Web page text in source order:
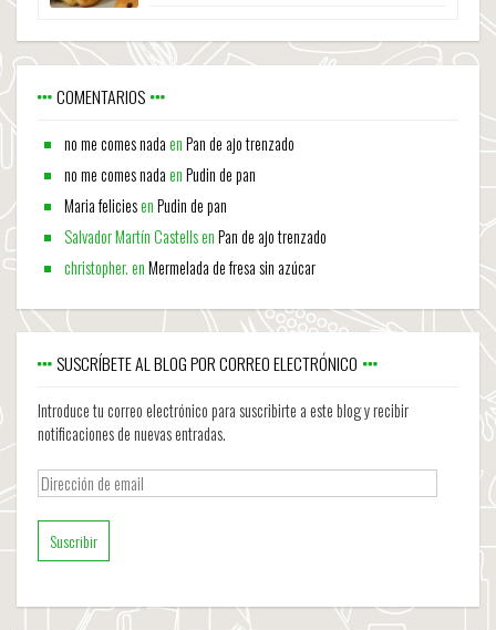
COMENTARIOS
no me comes nadaenPan de ajo trenzado
no me comes nadaenPudin de pan
Maria feliciesenPudin de pan
Salvador Martín CastellsenPan de ajo trenzado
christopher.enMermelada de fresa sin azúcar
SUSCRÍBETE AL BLOG POR CORREO ELECTRÓNICO
Introduce tu correo electrónico para suscribirte a este blog y recibir
notificaciones de nuevas entradas.
Dirección
de
email